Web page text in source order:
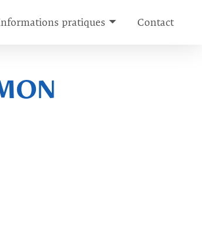
pratiques Contact